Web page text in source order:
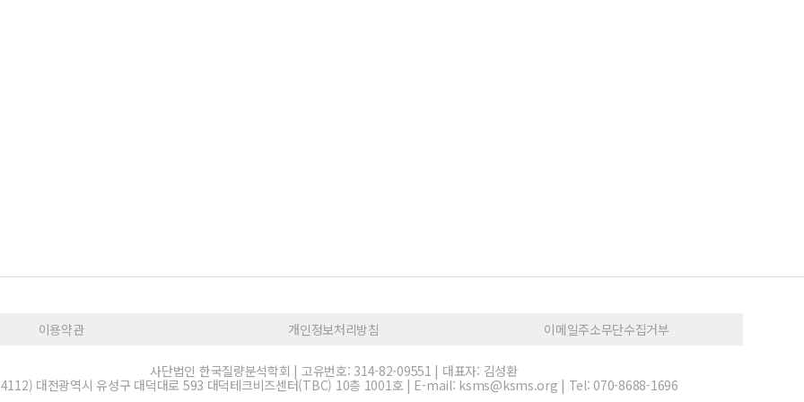
이용약관 개인정보처리방침 이메일주소무단수집거부
사단법인 한국질량분석학회 | 고유번호: 314-82-09551 | 대표자: 김성환
대전광역시 유성구 대덕대로 593 대덕테크비즈센터(TBC) 10층 1001호 | E-mail: ksms@ksms.org | Tel: 070-8688-1696